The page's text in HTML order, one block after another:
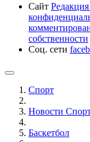
Сайт Редакция
собственности
Соц. сети
Спорт
Новости
Баскетбол